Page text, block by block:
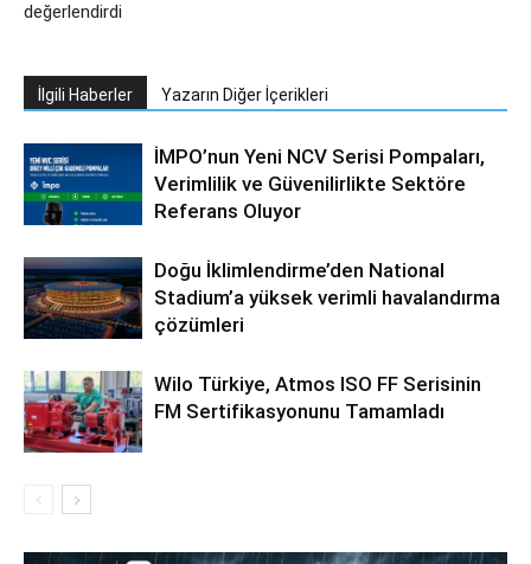
değerlendirdi
İlgili Haberler Yazarın Diğer İçerikleri
İMPO’nun Yeni NCV Serisi Pompaları,
Verimlilik ve Güvenilirlikte Sektöre
Referans Oluyor
Doğu İklimlendirme’den National
Stadium’a yüksek verimli havalandırma
çözümleri
Wilo Türkiye, Atmos ISO FF Serisinin
FM Sertifikasyonunu Tamamladı